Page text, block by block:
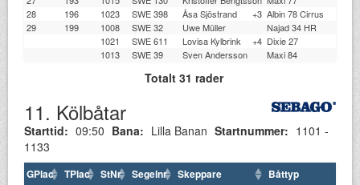
28
196 1023 SWE 398 Åsa Sjöstrand +3 Albin 78 Cirrus
29
199 1008 SWE 32 Uwe Müller
Najad 34 HR
1021
SWE 611 Lovisa Kylbrink +4 Dixie 27
1013
SWE 39 Sven Andersson Maxi 84
Totalt 31 rader
11. Kölbåtar
Starttid: 09:50 Bana: Lilla Banan Startnummer: 1101 -
1133
GPlac TPlac StNr Segelnr Skeppare Båttyp